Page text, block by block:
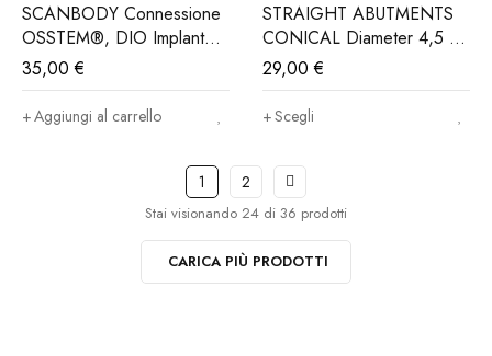
SCANBODY Connessione
OSSTEM®, DIO Implant®..
(Iva e Trasporto incluso)
35,00€
Aggiungi al carrello
STRAIGHT ABUTMENTS
CONICAL Diameter 4,5 -
Connessione OSSTEM®,
DIO Implant®..(Iva e
trasporto incluso)
29,00€
Scegli
1 2
Stai visionando 24 di 36 prodotti
CARICA PIÙ PRODOTTI